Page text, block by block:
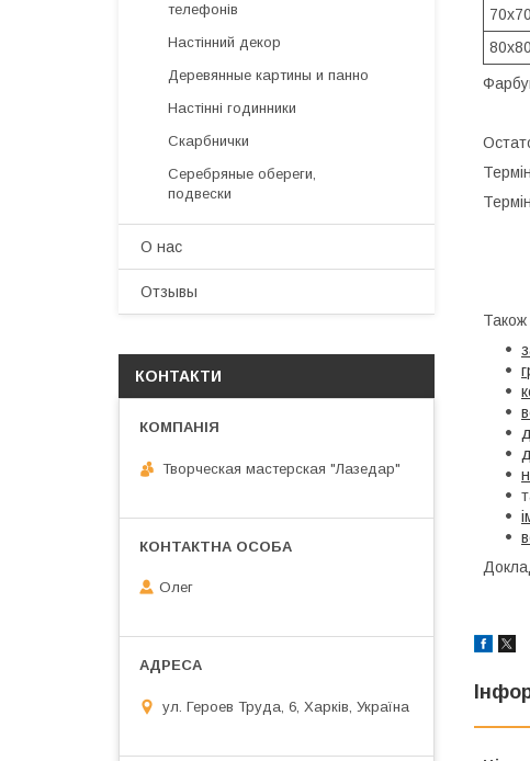
телефонів
Настінний декор
Деревянные картины и панно
Настінні годинники
Скарбнички
Серебряные обереги,
подвески
О нас
Отзывы
КОНТАКТИ
Творческая мастерская "Лазедар"
Олег
ул. Героев Труда, 6, Харків, Україна